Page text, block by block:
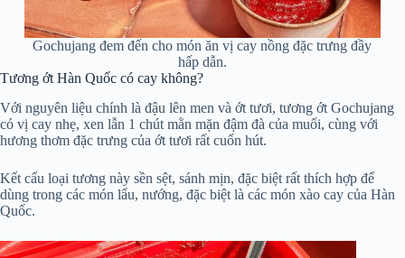
Gochujang đem đến cho món ăn vị cay nồng đặc trưng đầy
hấp dẫn.
Tương ớt Hàn Quốc có cay không?
Với nguyên liệu chính là đậu lên men và ớt tươi, tương ớt Gochujang
có vị cay nhẹ, xen lẫn 1 chút mằn mặn đậm đà của muối, cùng với
hương thơm đặc trưng của ớt tươi rất cuốn hút.
Kết cấu loại tương này sền sệt, sánh mịn, đặc biệt rất thích hợp để
dùng trong các món lẩu, nướng, đặc biệt là các món xào cay của Hàn
Quốc.